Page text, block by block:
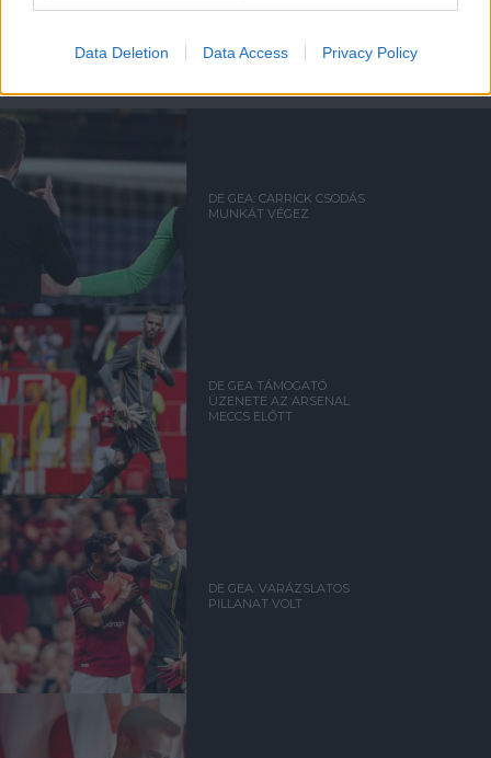
Data Deletion Data Access Privacy Policy
Kapcsolódó hírek
DAVID DE GEA
DE GEA: CARRICK CSODÁS
MUNKÁT VÉGEZ
DE GEA TÁMOGATÓ
ÜZENETE AZ ARSENAL
MECCS ELŐTT
DE GEA: VARÁZSLATOS
PILLANAT VOLT